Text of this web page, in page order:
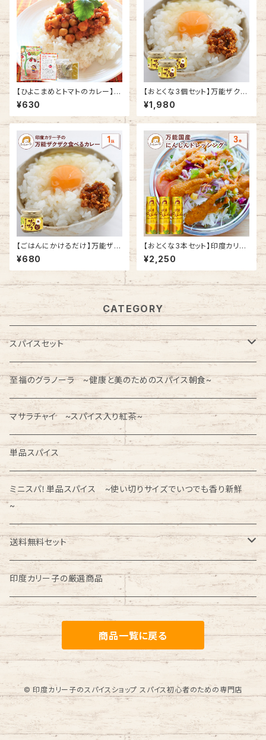
【ひよこまめとトマトのカレー】ス
パイス セット 4人分 | 初心者お
すすめ 本格 豆付きキット 健康
美容
¥630
【おとくな3個セット】万能ザクザ
ク食べるカレー ３個 印度カリー
子の ごはんのおとも
¥1,980
【ごはんにかけるだけ】万能ザク
ザク食べるカレー 1瓶 100g
印度カリー子の ごはんのおとも
¥680
【おとくな3本セット】印度カリー
子監修 万能国産にんじんドレッ
シング ３本 180ml
¥2,250
CATEGORY
スパイスセット
はじめてのスパイスキッチン 初心者おすすめ
Dear.Curry 10分で作れる本格カレー
【期間限定】季節と旬のスパイスカレー
【期間限定】スパイスかんたんじゃ～ん♪
至福のグラノーラ ~健康と美のためのスパイス朝食~
マサラチャイ ~スパイス入り紅茶~
単品スパイス
ミニスパ！単品スパイス ~使い切りサイズでいつでも香り新鮮
~
送料無料セット
期間限定商品
印度カリー子の厳選商品
商品一覧に戻る
© 印度カリー子のスパイスショップ スパイス初心者のための専門店